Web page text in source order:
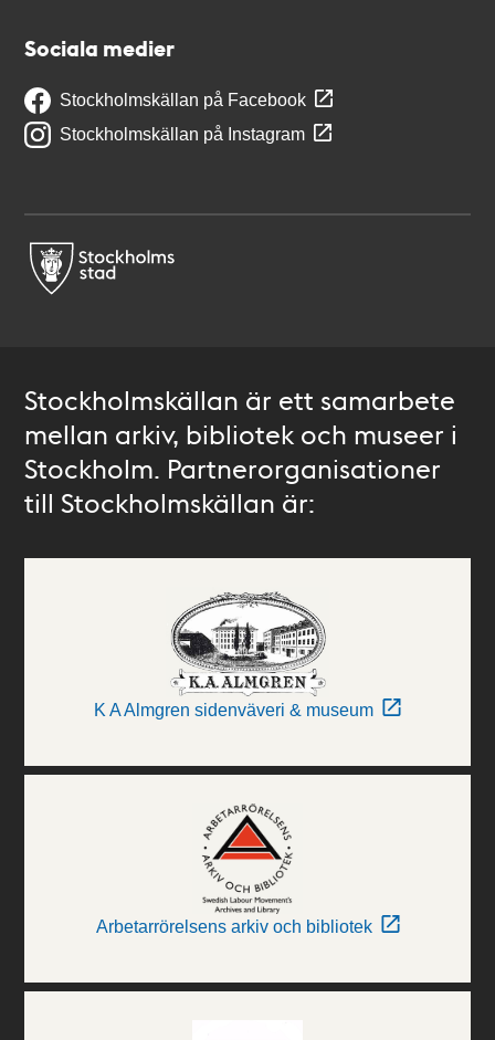
Sociala medier
Stockholmskällan på Facebook
Stockholmskällan på Instagram
Stockholmskällan är ett samarbete
mellan arkiv, bibliotek och museer i
Stockholm. Partnerorganisationer
till Stockholmskällan är:
K A Almgren sidenväveri & museum
Arbetarrörelsens arkiv och bibliotek